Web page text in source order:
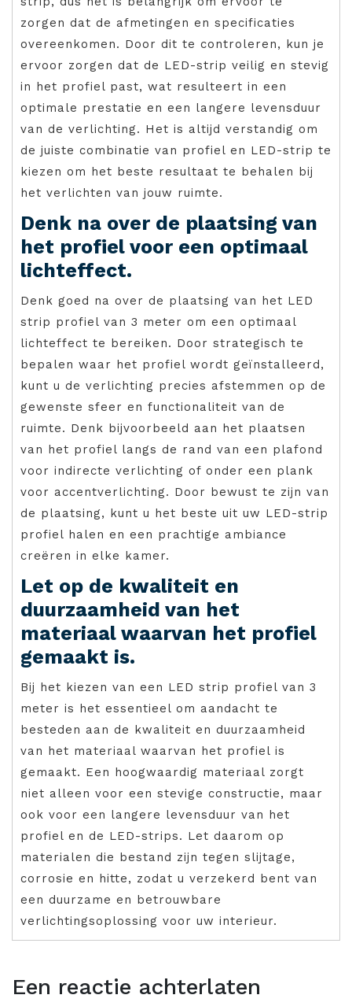
zorgen dat de afmetingen en specificaties
overeenkomen. Door dit te controleren, kun je
ervoor zorgen dat de LED-strip veilig en stevig
in het profiel past, wat resulteert in een
optimale prestatie en een langere levensduur
van de verlichting. Het is altijd verstandig om
de juiste combinatie van profiel en LED-strip te
kiezen om het beste resultaat te behalen bij
het verlichten van jouw ruimte.
Denk na over de plaatsing van
het profiel voor een optimaal
lichteffect.
Denk goed na over de plaatsing van het LED
strip profiel van 3 meter om een optimaal
lichteffect te bereiken. Door strategisch te
bepalen waar het profiel wordt geïnstalleerd,
kunt u de verlichting precies afstemmen op de
gewenste sfeer en functionaliteit van de
ruimte. Denk bijvoorbeeld aan het plaatsen
van het profiel langs de rand van een plafond
voor indirecte verlichting of onder een plank
voor accentverlichting. Door bewust te zijn van
de plaatsing, kunt u het beste uit uw LED-strip
profiel halen en een prachtige ambiance
creëren in elke kamer.
Let op de kwaliteit en
duurzaamheid van het
materiaal waarvan het profiel
gemaakt is.
Bij het kiezen van een LED strip profiel van 3
meter is het essentieel om aandacht te
besteden aan de kwaliteit en duurzaamheid
van het materiaal waarvan het profiel is
gemaakt. Een hoogwaardig materiaal zorgt
niet alleen voor een stevige constructie, maar
ook voor een langere levensduur van het
profiel en de LED-strips. Let daarom op
materialen die bestand zijn tegen slijtage,
corrosie en hitte, zodat u verzekerd bent van
een duurzame en betrouwbare
verlichtingsoplossing voor uw interieur.
Een reactie achterlaten